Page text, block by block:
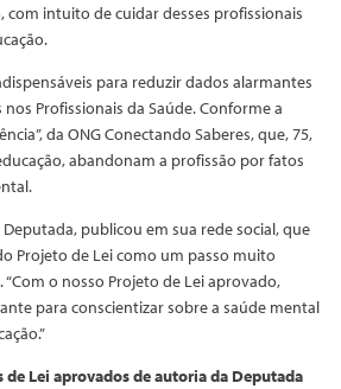
com intuito de cuidar desses profissionais
para reduzir dados alarmantes
Profissionais da Saúde. Conforme a
da ONG Conectando Saberes, que, 75,
abandonam a profissão por fatos
publicou em sua rede social, que
Projeto de Lei como um passo muito
o nosso Projeto de Lei aprovado,
para conscientizar sobre a saúde mental
de Lei aprovados de autoria da Deputada